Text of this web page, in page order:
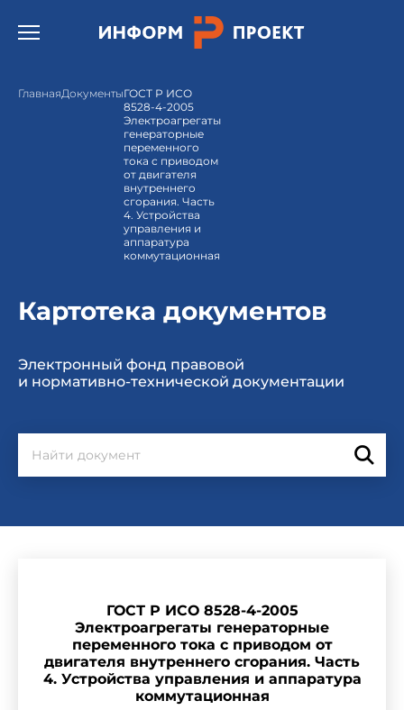
Открыть бургер меню.
ГлавнаяДокументыГОСТ Р ИСО
8528-4-2005
Электроагрегаты
генераторные
переменного
тока с приводом
от двигателя
внутреннего
сгорания. Часть
4. Устройства
управления и
аппаратура
коммутационная
Картотека документов
Электронный фонд правовой
и нормативно-технической документации
ГОСТ Р ИСО 8528-4-2005
Электроагрегаты генераторные
переменного тока с приводом от
двигателя внутреннего сгорания. Часть
4. Устройства управления и аппаратура
коммутационная